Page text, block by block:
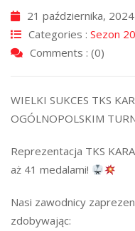
21 października, 2024
Categories : Sezon
Comments : (0)
WIELKI SUKCES TKS
OGÓLNOPOLSKIM
Reprezentacja TKS
aż 41 medalami!
Nasi zawodnicy
zdobywając: